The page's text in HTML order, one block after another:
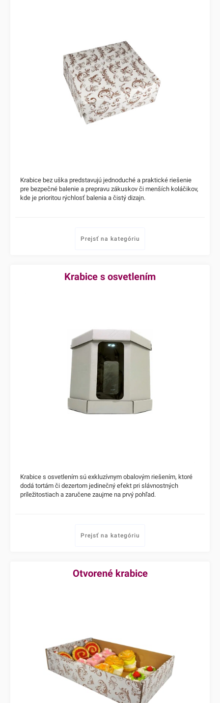
Krabice bez uška predstavujú jednoduché a praktické riešenie
pre bezpečné balenie a prepravu zákuskov či menších koláčikov,
kde je prioritou rýchlosť balenia a čistý dizajn.
Prejsť na kategóriu
Krabice s osvetlením
Krabice s osvetlením sú exkluzívnym obalovým riešením, ktoré
dodá tortám či dezertom jedinečný efekt pri slávnostných
príležitostiach a zaručene zaujme na prvý pohľad.
Prejsť na kategóriu
Otvorené krabice